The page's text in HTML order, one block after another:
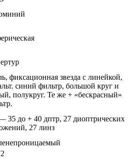
фиксационная звезда с линейкой,
синий фильтр, большой круг и
полукруг. Те же + «бескрасный»
35 до + 40 дптр, 27 диоптрических
27 линз